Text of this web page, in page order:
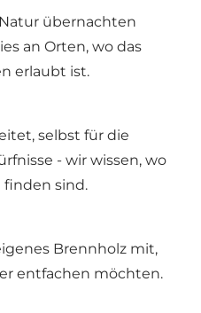
übernachten
an Orten, wo das
erlaubt ist.
selbst für die
- wir wissen, wo
finden sind.
Brennholz mit,
entfachen möchten.